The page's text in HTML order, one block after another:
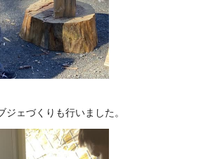
ェづくりも行いました。